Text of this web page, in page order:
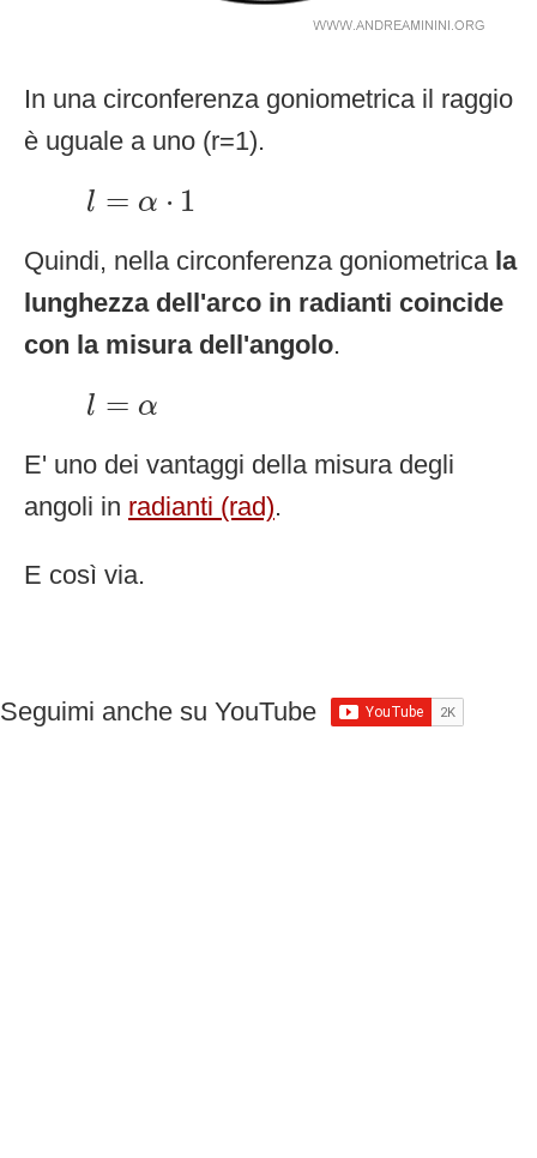
In una circonferenza goniometrica il raggio
è uguale a uno (r=1).
l = α ⋅ 1
l= α⋅
Quindi, nella circonferenza goniometrica la
lunghezza dell'arco in radianti coincide
con la misura dell'angolo.
l = α
l=α
E' uno dei vantaggi della misura degli
angoli in radianti (rad).
E così via.
Seguimi anche su YouTube